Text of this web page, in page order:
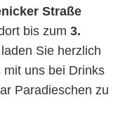
Straße
bis zum 3.
Sie herzlich
uns bei Drinks
Paradieschen zu